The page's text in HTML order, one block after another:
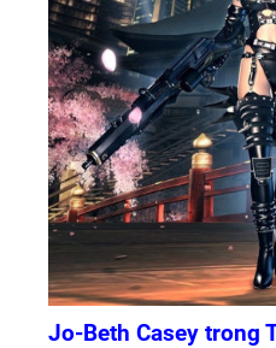
Jo-Beth Casey trong